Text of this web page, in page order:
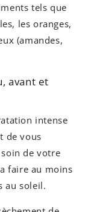
tels que
les oranges,
(amandes,
avant et
intense
de vous
de votre
faire au moins
au soleil.